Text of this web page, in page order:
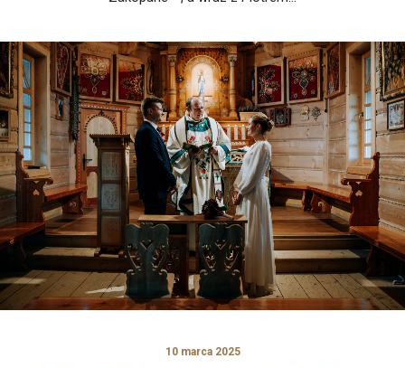
10 marca 2025